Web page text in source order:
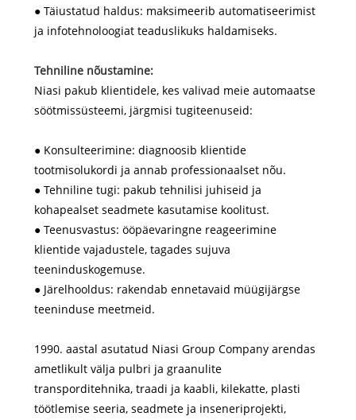
● Täiustatud haldus: maksimeerib automatiseerimist
ja infotehnoloogiat teaduslikuks haldamiseks.
Tehniline nõustamine:
Niasi pakub klientidele, kes valivad meie automaatse
söötmissüsteemi, järgmisi tugiteenuseid:
● Konsulteerimine: diagnoosib klientide
tootmisolukordi ja annab professionaalset nõu.
● Tehniline tugi: pakub tehnilisi juhiseid ja
kohapealset seadmete kasutamise koolitust.
● Teenusvastus: ööpäevaringne reageerimine
klientide vajadustele, tagades sujuva
teeninduskogemuse.
● Järelhooldus: rakendab ennetavaid müügijärgse
teeninduse meetmeid.
1990. aastal asutatud Niasi Group Company arendas
ametlikult välja pulbri ja graanulite
transporditehnika, traadi ja kaabli, kilekatte, plasti
töötlemise seeria, seadmete ja inseneriprojekti,